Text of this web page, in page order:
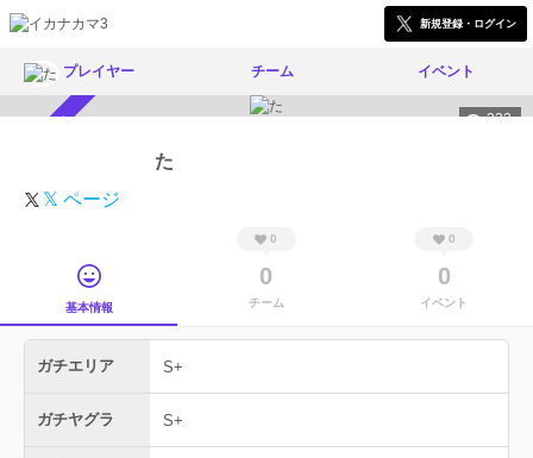
新規登録・ログイン
プレイヤー チーム イベント
332
た
𝕏 ページ
基本情報
0
0
チーム
0
0
イベント
ガチエリア S+
ガチヤグラ S+